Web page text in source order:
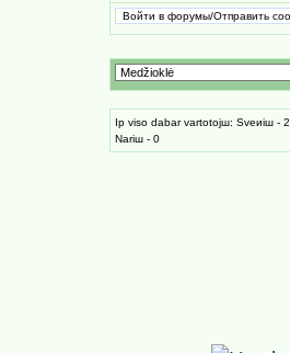
Iр viso dabar vartotojш: Sveиiш - 2
Nariш - 0